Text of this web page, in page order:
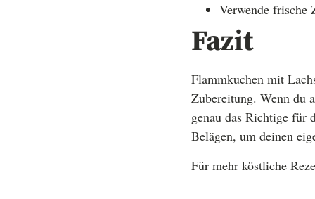
Verwende frische
Fazit
Flammkuchen mit
Zubereitung. Wenn du
genau das Richtige für
Belägen, um deinen
Für mehr köstliche